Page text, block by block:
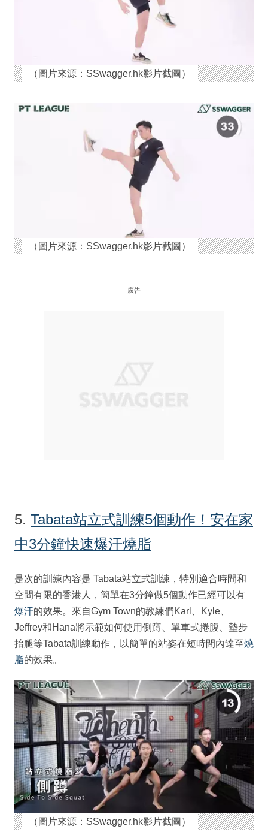
（圖片來源：SSwagger.hk影片截圖）
（圖片來源：SSwagger.hk影片截圖）
廣告
5. Tabata站立式訓練5個動作！安在家
中3分鐘快速爆汗燒脂
是次的訓練內容是 Tabata站立式訓練，特別適合時間和
空間有限的香港人，簡單在3分鐘做5個動作已經可以有
爆汗的效果。來自Gym Town的教練們Karl、Kyle、
Jeffrey和Hana將示範如何使用側蹲、單車式捲腹、墊步
抬腿等Tabata訓練動作，以簡單的站姿在短時間內達至燒
脂的效果。
（圖片來源：SSwagger.hk影片截圖）